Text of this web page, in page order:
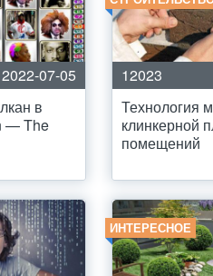
2022-07-05
в
— The
12023
Технология
клинкерной
помещений
ИНТЕРЕСНОЕ